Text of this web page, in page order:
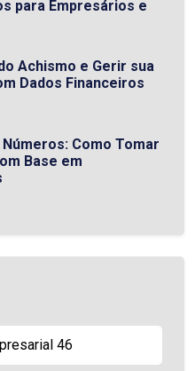
para Empresários e
Achismo e Gerir sua
Dados Financeiros
Como Tomar
Base em
46